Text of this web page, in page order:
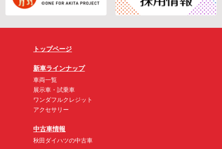
トップページ
新車ラインナップ
車両一覧
展示車・試乗車
ワンダフルクレジット
アクセサリー
中古車情報
秋田ダイハツの中古車